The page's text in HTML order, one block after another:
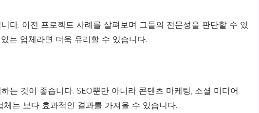
다. 이전 프로젝트 사례를 살펴보며 그들의 전문성을 판단할 수 있
는 업체라면 더욱 유리할 수 있습니다.
는 것이 좋습니다. SEO뿐만 아니라 콘텐츠 마케팅, 소셜 미디어
는 보다 효과적인 결과를 가져올 수 있습니다.